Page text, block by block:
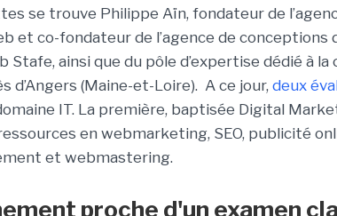
se trouve Philippe Aïn, fondateur de
et co-fondateur de l’agence de conceptions
ainsi que du pôle d’expertise dédié à
d’Angers (Maine-et-Loire). A ce jour, deux
IT. La première, baptisée Digital
en webmarketing, SEO, publicité
et webmastering.
proche d'un examen